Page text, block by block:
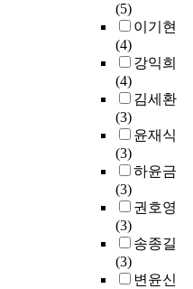
(5)
이기현
(4)
강익희
(4)
김세환
(3)
윤재식
(3)
하윤금
(3)
권호영
(3)
송종길
(3)
변윤신